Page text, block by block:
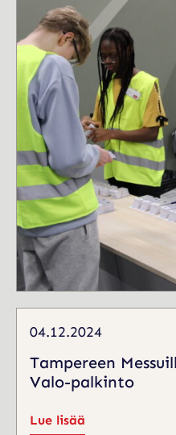
04.12.2024
Tampereen
Valo-palkinto
Lue lisää